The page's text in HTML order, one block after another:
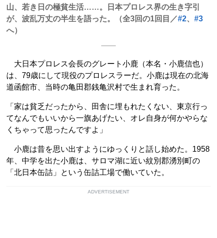
山、若き日の極貧生活……。日本プロレス界の生き字引
が、波乱万丈の半生を語った。（全3回の1回目／#2、 #3
へ）
大日本プロレス会長のグレート小鹿（本名・小鹿信也）
は、79歳にして現役のプロレスラーだ。小鹿は現在の北海
道函館市、当時の亀田郡銭亀沢村で生まれ育った。
「家は貧乏だったから、田舎に埋もれたくない、東京行っ
てなんでもいいから一旗あげたい、オレ自身が何かやらな
くちゃって思ったんですよ」
小鹿は昔を思い出すようにゆっくりと話し始めた。1958
年、中学を出た小鹿は、サロマ湖に近い紋別郡湧別町の
「北日本缶詰」という缶詰工場で働いていた。
ADVERTISEMENT